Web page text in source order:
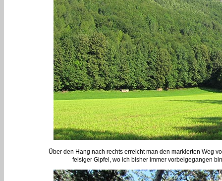
Über den Hang nach rechts erreicht man den markierten Weg
felsiger Gipfel, wo ich bisher immer vorbeigegangen